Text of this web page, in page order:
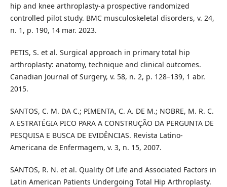
hip and knee arthroplasty-a prospective randomized
controlled pilot study. BMC musculoskeletal disorders, v. 24,
n. 1, p. 190, 14 mar. 2023.
PETIS, S. et al. Surgical approach in primary total hip
arthroplasty: anatomy, technique and clinical outcomes.
Canadian Journal of Surgery, v. 58, n. 2, p. 128–139, 1 abr.
2015.
SANTOS, C. M. DA C.; PIMENTA, C. A. DE M.; NOBRE, M. R. C.
A ESTRATÉGIA PICO PARA A CONSTRUÇÃO DA PERGUNTA DE
PESQUISA E BUSCA DE EVIDÊNCIAS. Revista Latino-
Americana de Enfermagem, v. 3, n. 15, 2007.
SANTOS, R. N. et al. Quality Of Life and Associated Factors in
Latin American Patients Undergoing Total Hip Arthroplasty.